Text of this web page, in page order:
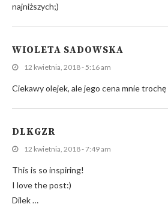
najniższych;)
WIOLETA SADOWSKA
12 kwietnia, 2018 - 5:16 am
Ciekawy olejek, ale jego cena mnie trochę
DLKGZR
12 kwietnia, 2018 - 7:49 am
This is so inspiring!
I love the post:)
Dilek …